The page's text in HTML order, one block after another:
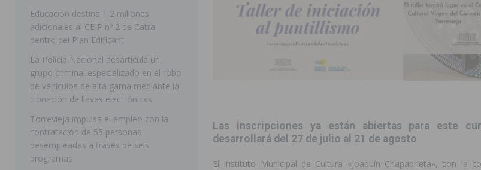
[ 07/08/2026 ] FEGADO 2026 cierra con un balance histórico y consolida a Dolores como referente ganadero de la
DOLORES
Los Montesinos refuerza su apoyo a la cultura local con nuevos convenios de colaboración
[ 07/08/2026 ] Orihuela cumple los objetivos de ‘Refluye Mi Río’ y recibirá 3,3 millones de la Fundación Biodiversidad
ORIHUELA
[ 07/08/2026 ]
Orihuela organiza un concierto sinfónico de la Orquesta de Jóvenes de la Provincia de Alicante en Las
Golf & Country Club
Las inscripciones ya están abiertas para este
desarrollará del 27 de julio al 21 de agosto
El Instituto Municipal de Cultura «Joaquín Chapaprieta», con la
Educación destina 1,2 millones
adicionales al CEIP nº 2 de Catral
dentro del Plan Edificant
La Policía Nacional desarticula un
grupo criminal especializado en el robo
de vehículos de alta gama mediante la
clonación de llaves electrónicas
Torrevieja impulsa el empleo con la
contratación de 55 personas
desempleadas a través de seis
programas